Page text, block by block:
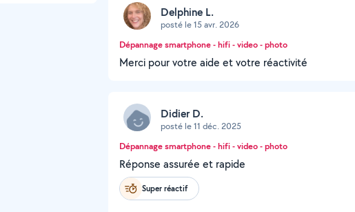
Delphine L.
posté le 15 avr. 2026
Dépannage smartphone - hifi - video - photo
Merci pour votre aide et votre réactivité
Didier D.
posté le 11 déc. 2025
Dépannage smartphone - hifi - video - photo
Réponse assurée et rapide
Super réactif